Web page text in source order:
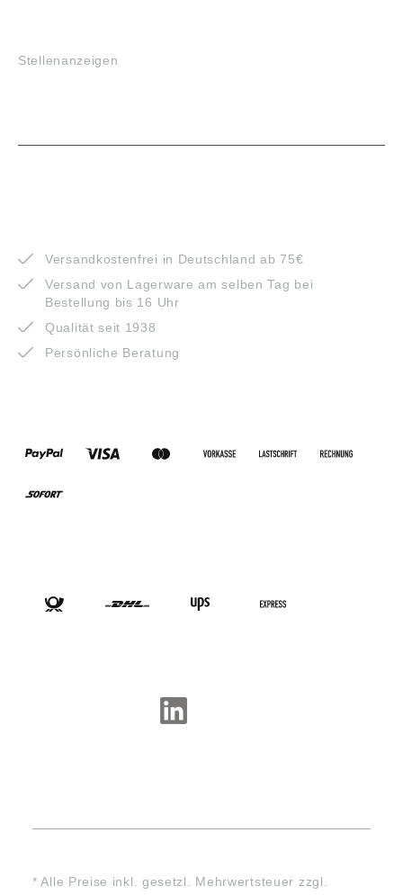
Stellenanzeigen
Versandkostenfrei in Deutschland ab 75€
Versand von Lagerware am selben Tag bei
Bestellung bis 16 Uhr
Qualität seit 1938
Persönliche Beratung
* Alle Preise inkl. gesetzl. Mehrwertsteuer zzgl.